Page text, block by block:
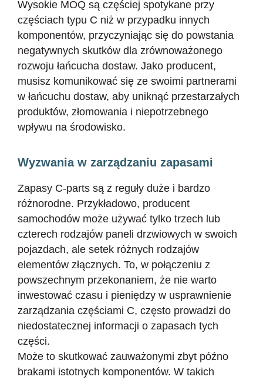
Wysokie MOQ są częściej spotykane przy
częściach typu C niż w przypadku innych
komponentów, przyczyniając się do powstania
negatywnych skutków dla zrównoważonego
rozwoju łańcucha dostaw. Jako producent,
musisz komunikować się ze swoimi partnerami
w łańcuchu dostaw, aby uniknąć przestarzałych
produktów, złomowania i niepotrzebnego
wpływu na środowisko.
Wyzwania w zarządzaniu zapasami
Zapasy C-parts są z reguły duże i bardzo
różnorodne. Przykładowo, producent
samochodów może używać tylko trzech lub
czterech rodzajów paneli drzwiowych w swoich
pojazdach, ale setek różnych rodzajów
elementów złącznych. To, w połączeniu z
powszechnym przekonaniem, że nie warto
inwestować czasu i pieniędzy w usprawnienie
zarządzania częściami C, często prowadzi do
niedostatecznej informacji o zapasach tych
części.
Może to skutkować zauważonymi zbyt późno
brakami istotnych komponentów. W takich